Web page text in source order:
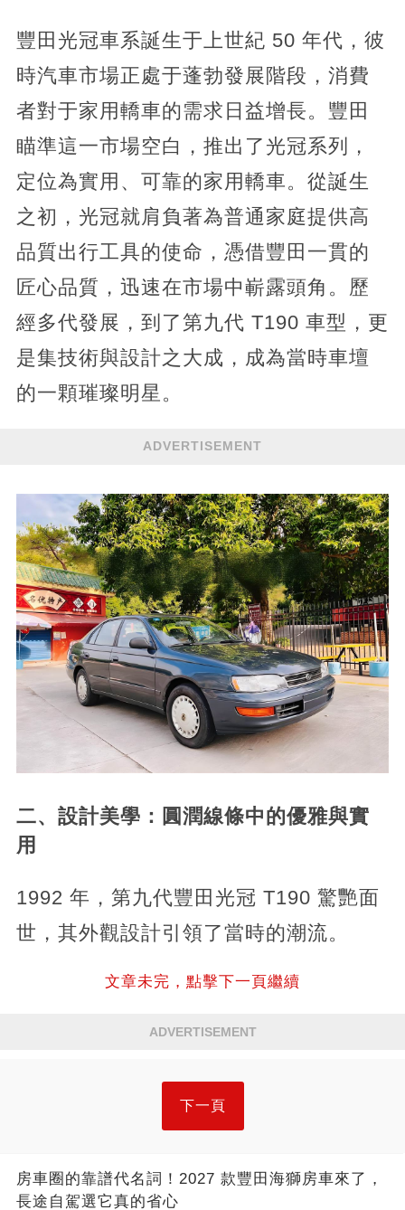
豐田光冠車系誕生于上世紀 50 年代，彼
時汽車市場正處于蓬勃發展階段，消費
者對于家用轎車的需求日益增長。豐田
瞄準這一市場空白，推出了光冠系列，
定位為實用、可靠的家用轎車。從誕生
之初，光冠就肩負著為普通家庭提供高
品質出行工具的使命，憑借豐田一貫的
匠心品質，迅速在市場中嶄露頭角。歷
經多代發展，到了第九代 T190 車型，更
是集技術與設計之大成，成為當時車壇
的一顆璀璨明星。
ADVERTISEMENT
二、設計美學：圓潤線條中的優雅與實
用
1992 年，第九代豐田光冠 T190 驚艷面
世，其外觀設計引領了當時的潮流。
文章未完，點擊下一頁繼續
ADVERTISEMENT
下一頁
房車圈的靠譜代名詞！2027 款豐田海獅房車來了，
長途自駕選它真的省心